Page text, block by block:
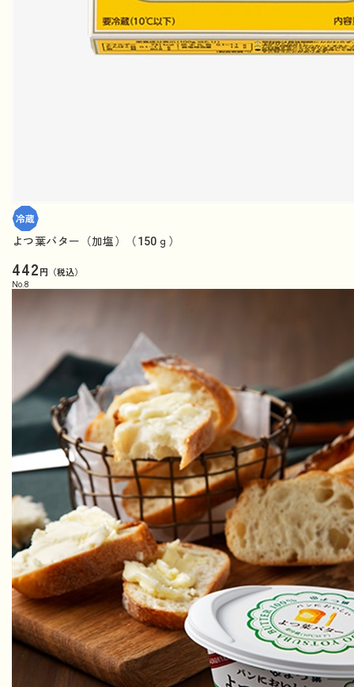
よつ葉バター（加塩）（150ｇ）
442円（税込）
No. 8